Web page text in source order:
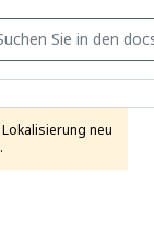
neu